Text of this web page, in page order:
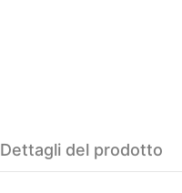
Dettagli del prodotto